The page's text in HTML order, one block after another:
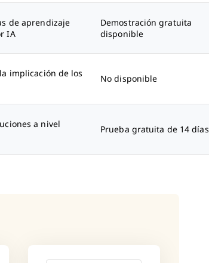
de aprendizaje
IA
Demostración gratuita
disponible
implicación de los
No disponible
a nivel
Prueba gratuita de 14 días